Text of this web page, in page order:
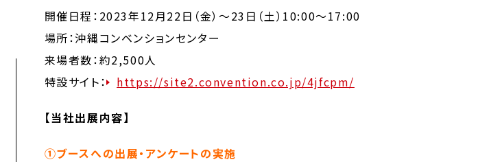
開催日程：2023年12月22日（金）～23日（土）10:00～17:00
場所：沖縄コンベンションセンター
来場者数：約2,500人
特設サイト：
https://site2.convention.co.jp/4jfcpm/
【当社出展内容】
①ブースへの出展・アンケートの実施